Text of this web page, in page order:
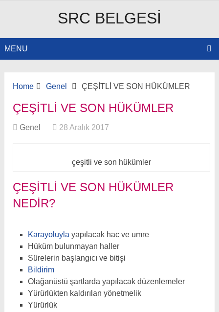
SRC BELGESI
MENU
Home Genel ÇEŞİTLİ VE SON HÜKÜMLER
ÇEŞİTLİ VE SON HÜKÜMLER
Genel 28 Aralık 2017
çeşitli ve son hükümler
ÇEŞITLI VE SON HÜKÜMLER
NEDIR?
Karayoluyla yapılacak hac ve umre
Hüküm bulunmayan haller
Sürelerin başlangıcı ve bitişi
Bildirim
Olağanüstü şartlarda yapılacak düzenlemeler
Yürürlükten kaldırılan yönetmelik
Yürürlük